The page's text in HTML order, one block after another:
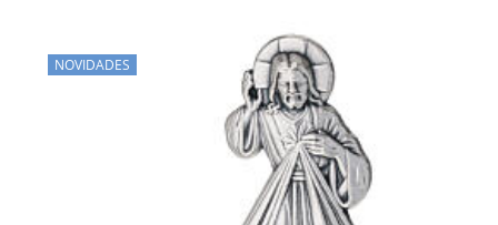
NOVIDADES